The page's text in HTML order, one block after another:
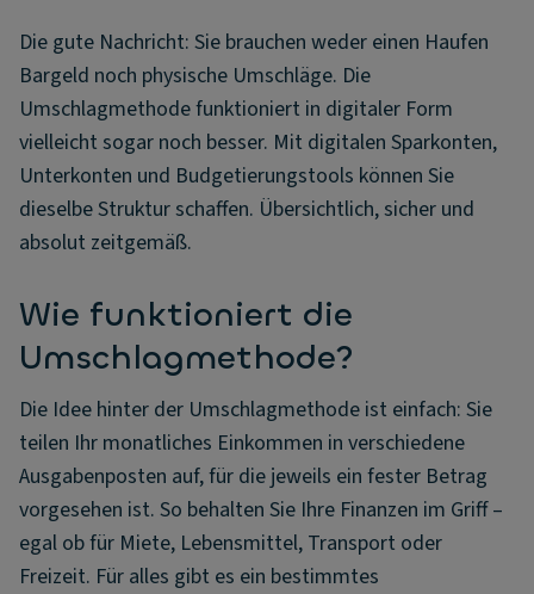
Die gute Nachricht: Sie brauchen weder einen Haufen
Bargeld noch physische Umschläge. Die
Umschlagmethode funktioniert in digitaler Form
vielleicht sogar noch besser. Mit digitalen Sparkonten,
Unterkonten und Budgetierungstools können Sie
dieselbe Struktur schaffen. Übersichtlich, sicher und
absolut zeitgemäß.
Wie funktioniert die
Umschlagmethode?
Die Idee hinter der Umschlagmethode ist einfach: Sie
teilen Ihr monatliches Einkommen in verschiedene
Ausgabenposten auf, für die jeweils ein fester Betrag
vorgesehen ist. So behalten Sie Ihre Finanzen im Griff –
egal ob für Miete, Lebensmittel, Transport oder
Freizeit. Für alles gibt es ein bestimmtes